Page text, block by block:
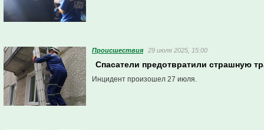
Проиcшествия 29 июля 2025, 15:00
Спасатели предотвратили страшную
Инцидент произошел 27 июля.